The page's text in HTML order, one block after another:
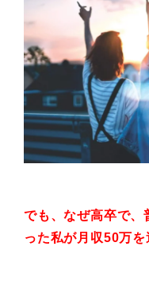
でも、なぜ高卒で、
った私が月収50万